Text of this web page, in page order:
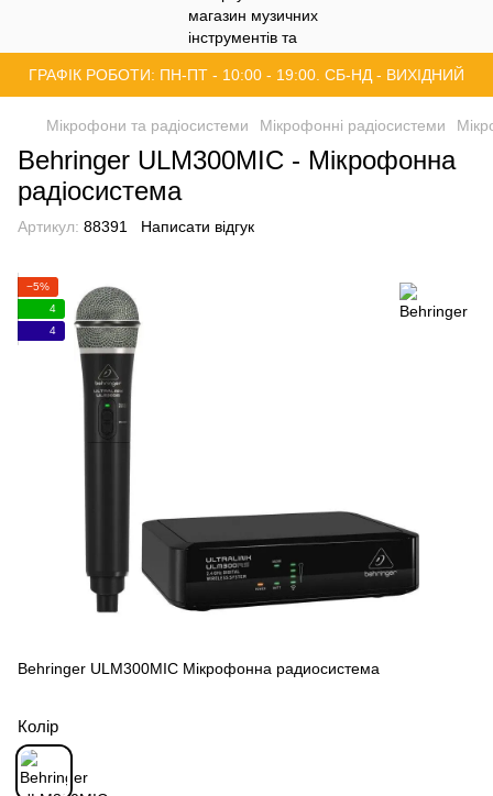
ГРАФІК РОБОТИ: ПН-ПТ - 10:00 - 19:00. СБ-НД - ВИХІДНИЙ
Мікрофони та радіосистеми Мікрофонні радіосистеми
Behringer ULM300MIC - Мікрофонна
радіосистема
Артикул: 88391 Написати відгук
−5%
4
4
Behringer ULM300MIC Мікрофонна радиосистема
Колір